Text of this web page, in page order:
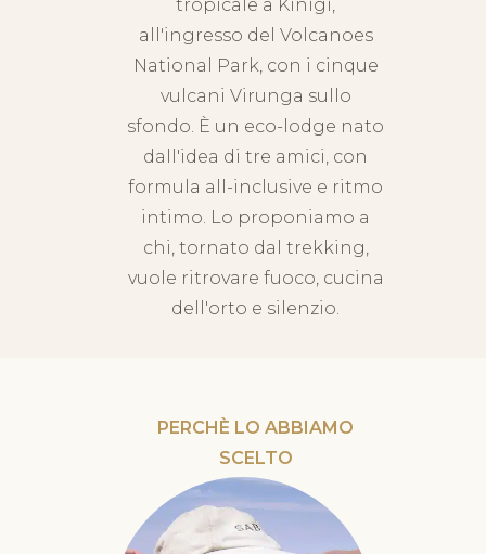
tropicale a Kinigi,
all'ingresso del Volcanoes
National Park, con i cinque
vulcani Virunga sullo
sfondo. È un eco-lodge nato
dall'idea di tre amici, con
formula all-inclusive e ritmo
intimo. Lo proponiamo a
chi, tornato dal trekking,
vuole ritrovare fuoco, cucina
dell'orto e silenzio.
PERCHÈ LO ABBIAMO
SCELTO